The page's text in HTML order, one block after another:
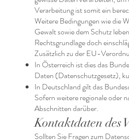
Verarbeitung ist somit ein
Weitere Bedingungen wie die
Gewalt sowie dem Schutz
Rechtsgrundlage doch
Zusätzlich zu der EU-
In Österreich ist dies das
Daten (Datenschutzgesetz),
In Deutschland gilt das
Sofern weitere regionale oder
Abschnitten darüber.
Kontaktdaten des
Sollten Sie Fragen zum